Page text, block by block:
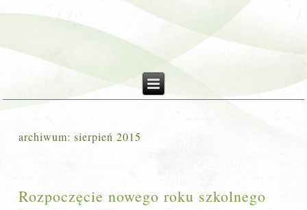
archiwum:sierpień 2015
Rozpoczęcie nowego roku szkolnego